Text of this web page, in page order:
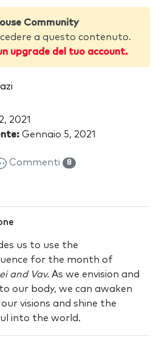
Community
a questo contenuto.
upgrade del tuo account.
2021
Gennaio 5, 2021
Commenti 8
us to use the
for the month of
and Vav. As we envision and
our body, we can awaken
visions and shine the
into the world.